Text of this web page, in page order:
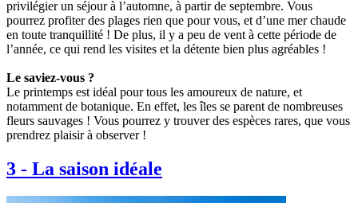
privilégier un séjour à l’automne, à partir de septembre. Vous
pourrez profiter des plages rien que pour vous, et d’une mer chaude
en toute tranquillité ! De plus, il y a peu de vent à cette période de
l’année, ce qui rend les visites et la détente bien plus agréables !
Le saviez-vous ?
Le printemps est idéal pour tous les amoureux de nature, et
notamment de botanique. En effet, les îles se parent de nombreuses
fleurs sauvages ! Vous pourrez y trouver des espèces rares, que vous
prendrez plaisir à observer !
3 - La saison idéale